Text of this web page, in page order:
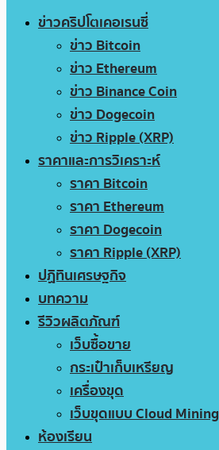
ข่าวคริปโตเคอเรนซี่
ข่าว Bitcoin
ข่าว Ethereum
ข่าว Binance Coin
ข่าว Dogecoin
ข่าว Ripple (XRP)
ราคาและการวิเคราะห์
ราคา Bitcoin
ราคา Ethereum
ราคา Dogecoin
ราคา Ripple (XRP)
ปฏิทินเศรษฐกิจ
บทความ
รีวิวผลิตภัณฑ์
เว็บซื้อขาย
กระเป๋าเก็บเหรียญ
เครื่องขุด
เว็บขุดแบบ Cloud Mining
ห้องเรียน